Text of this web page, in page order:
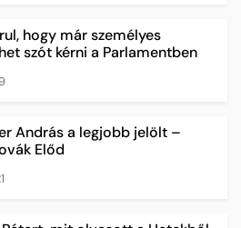
hogy már személyes
szót kérni a Parlamentben
András a legjobb jelölt –
Előd